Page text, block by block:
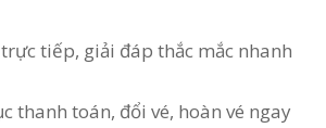
tiếp, giải đáp thắc mắc nhanh
thanh toán, đổi vé, hoàn vé ngay